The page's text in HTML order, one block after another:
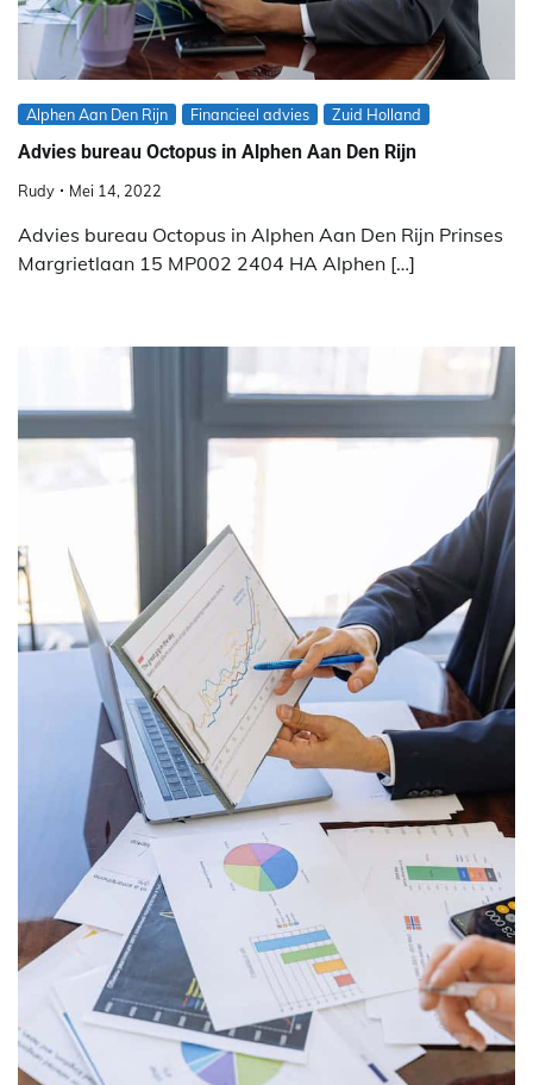
Alphen Aan Den Rijn Financieel advies Zuid Holland
Advies bureau Octopus in Alphen Aan Den Rijn
Rudy Mei 14, 2022
Advies bureau Octopus in Alphen Aan Den Rijn Prinses
Margrietlaan 15 MP002 2404 HA Alphen […]